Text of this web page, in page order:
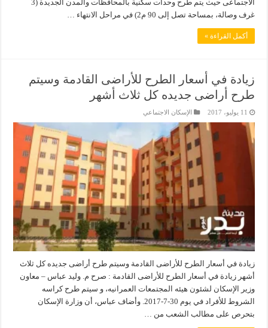
الاجتماعى حيث يتم طرح وحدات سكنية بالمحافظات والمدن الجديدة (3
غرف وصالة، بمساحة تصل إلى 90 م2) في مراحل الانتهاء …
أكمل القراءة »
زيادة في أسعار الطرح للأراضى القادمة وسيتم
طرح أراضى جديده كل ثلاث أشهر
11 يوليو، 2017 الإسكان الاجتماعي
زيادة في أسعار الطرح للأراضى القادمة وسيتم طرح أراضى جديده كل ثلاث
أشهر زيادة في أسعار الطرح للأراضى القادمة : صرح م. وليد عباس – معاون
وزير الإسكان لشئون هيئه المجتمعات العمرانيه، و سيتم طرح كراسه
الشروط للأفراد في يوم 30-7-2017. وأضاف عباس، أن وزارة الإسكان
بتحرص على مطالب الشعب من …